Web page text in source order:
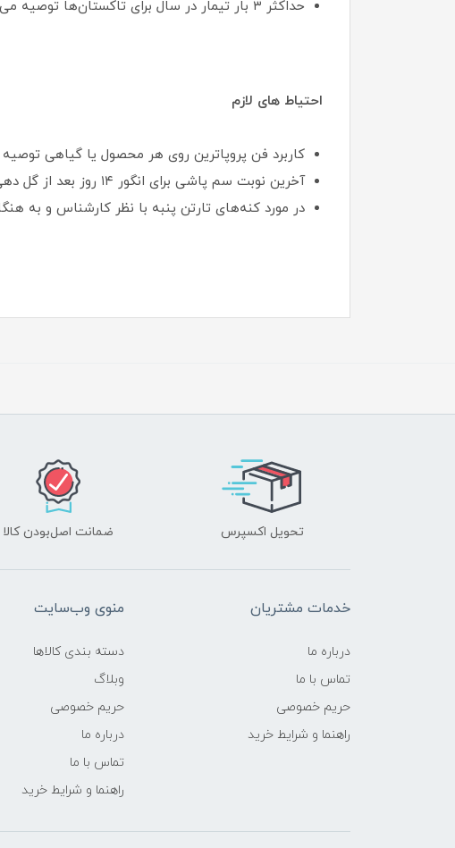
حداکثر ۳ بار تیمار در سال برای تاکستان‌ها توصیه می‌شود.
احتیاط های لازم
کاربرد فن پروپاترین روی هر محصول یا گیاهی
آخرین نوبت سم پاشی برای انگور ۱۴ روز بعد از گل دهی توصیه می‌شود.
در مورد کنه‌های تارتن پنبه با نظر کارشناس و به
تحویل اکسپرس ضمانت اصل‌بودن کالا
خدمات مشتریان
درباره ما
تماس با ما
حریم خصوصی
راهنما و شرایط خرید
منوی وب‌سایت
دسته بندی کالاها
وبلاگ
حریم خصوصی
درباره ما
تماس با ما
راهنما و شرایط خرید